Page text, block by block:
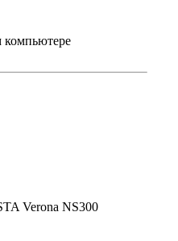
компьютере
Verona NS300